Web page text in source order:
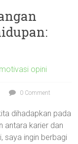
motivasi opini
0 Comment
dihadapkan pada
antara karier dan
saya ingin berbagi